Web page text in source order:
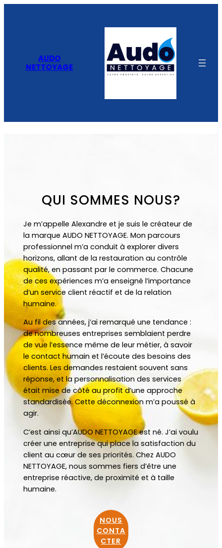
AUDO
NETTOYAGE
QUI SOMMES NOUS?
Je m’appelle Alexandre et je suis le créateur de
la marque AUDO NETTOYAGE. Mon parcours
professionnel m’a conduit à explorer divers
horizons, allant de la restauration au contrôle
qualité, en passant par le commerce. Chacune
de ces expériences m’a enseigné l’importance
d’un service client réactif et de la relation
humaine.
Au fil des années, j’ai remarqué une tendance :
de nombreuses entreprises semblaient perdre
de vue l’essence même de leur métier, à savoir
le contact humain et l’écoute des besoins des
clients. Les demandes restaient souvent sans
réponse, et la personnalisation des services
était mise de côté au profit d’une approche
standardisée. Cette déconnexion m’a poussé à
agir.
C’est ainsi qu’AUDO NETTOYAGE est né. J’ai voulu
créer une entreprise qui place la satisfaction du
client au cœur de ses priorités. Chez AUDO
NETTOYAGE, nous sommes fiers d’être une
entreprise réactive, de proximité et à taille
humaine.
NOUS
CONTA
CTER